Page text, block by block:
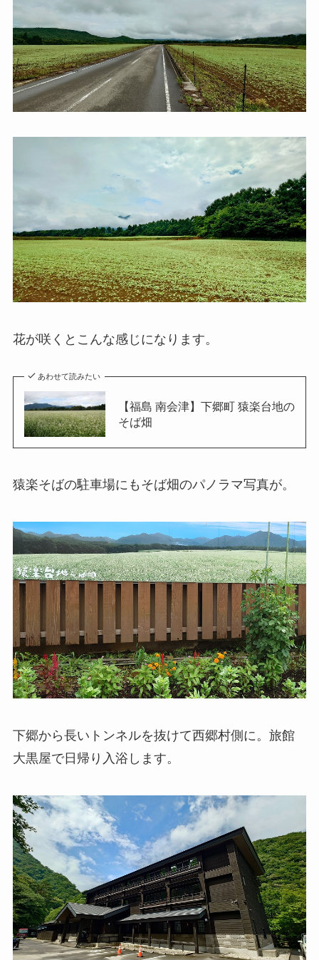
花が咲くとこんな感じになります。
あわせて読みたい
【福島 南会津】下郷町 猿楽台地の
そば畑
猿楽そばの駐車場にもそば畑のパノラマ写真が。
下郷から長いトンネルを抜けて西郷村側に。旅館
大黒屋で日帰り入浴します。